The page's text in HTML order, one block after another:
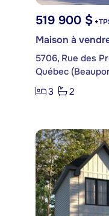
519 900 $
Maison à
5706, Rue des
Québec
3
2